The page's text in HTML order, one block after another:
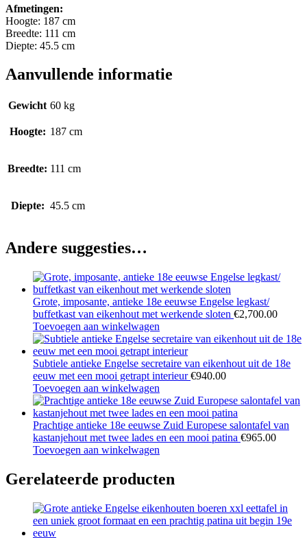
Afmetingen:
Hoogte: 187 cm
Breedte: 111 cm
Diepte: 45.5 cm
Aanvullende informatie
Gewicht 60 kg
Hoogte: 187 cm
Breedte: 111 cm
Diepte: 45.5 cm
Andere suggesties…
Grote, imposante, antieke 18e eeuwse Engelse legkast/
buffetkast van eikenhout met werkende sloten €2,700.00
Toevoegen aan winkelwagen
Subtiele antieke Engelse secretaire van eikenhout uit de 18e
eeuw met een mooi getrapt interieur€940.00
Toevoegen aan winkelwagen
Prachtige antieke 18e eeuwse Zuid Europese salontafel van
kastanjehout met twee lades en een mooi patina €965.00
Toevoegen aan winkelwagen
Gerelateerde producten